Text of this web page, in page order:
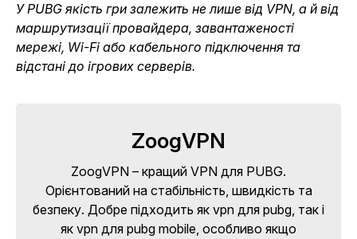
У PUBG якість гри залежить не лише від VPN, а й від
маршрутизації провайдера, завантаженості
мережі, Wi-Fi або кабельного підключення та
відстані до ігрових серверів.
ZoogVPN
ZoogVPN – кращий VPN для PUBG.
Орієнтований на стабільність, швидкість та
безпеку. Добре підходить як vpn для pubg, так і
як vpn для pubg mobile, особливо якщо